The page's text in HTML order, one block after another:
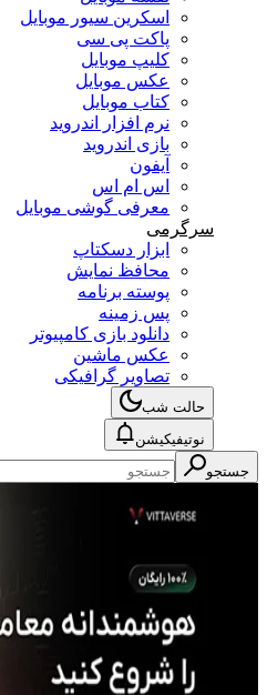
اسکرین سیور موبایل
پاکت پی سی
کلیپ موبایل
عکس موبایل
کتاب موبایل
نرم افزار اندروید
بازی اندروید
آیفون
اس ام اس
معرفی گوشی موبایل
سرگرمی
ابزار دسکتاپ
محافظ نمایش
پوسته برنامه
پس زمینه
دانلود بازی کامپیوتر
عکس ماشین
تصاویر گرافیکی
حالت شب
نوتیفیکیشن
جستجو